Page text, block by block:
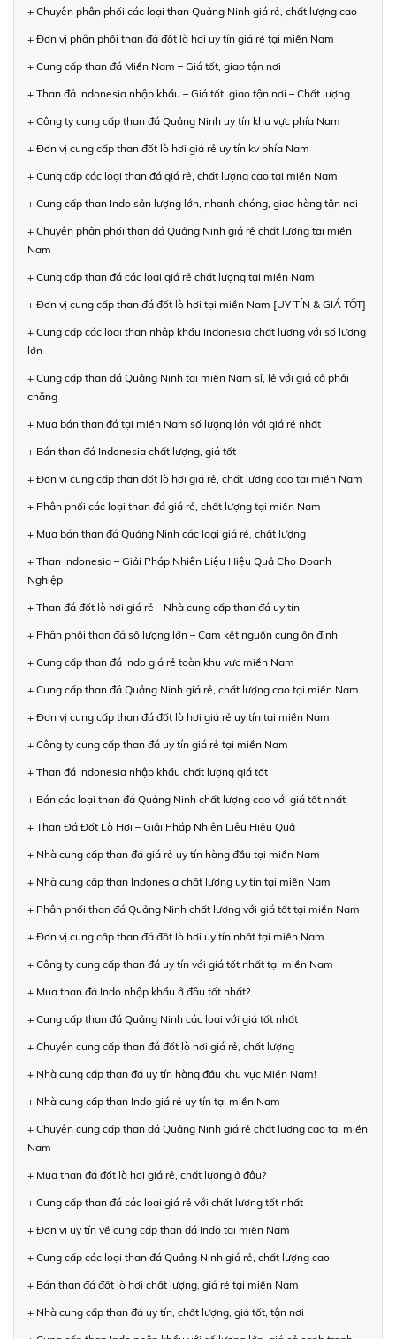
+ Chuyên phân phối các loại than Quảng Ninh giá rẻ, chất lượng cao
+ Đơn vị phân phối than đá đốt lò hơi uy tín giá rẻ tại miền Nam
+ Cung cấp than đá Miền Nam – Giá tốt, giao tận nơi
+ Than đá Indonesia nhập khẩu – Giá tốt, giao tận nơi – Chất lượng
+ Công ty cung cấp than đá Quảng Ninh uy tín khu vực phía Nam
+ Đơn vị cung cấp than đốt lò hơi giá rẻ uy tín kv phía Nam
+ Cung cấp các loại than đá giá rẻ, chất lượng cao tại miền Nam
+ Cung cấp than Indo sản lượng lớn, nhanh chóng, giao hàng tận nơi
+ Chuyên phân phối than đá Quảng Ninh giá rẻ chất lượng tại miền
Nam
+ Cung cấp than đá các loại giá rẻ chất lượng tại miền Nam
+ Đơn vị cung cấp than đá đốt lò hơi tại miền Nam [UY TÍN & GIÁ TỐT]
+ Cung cấp các loại than nhập khẩu Indonesia chất lượng với số lượng
lớn
+ Cung cấp than đá Quảng Ninh tại miền Nam sỉ, lẻ với giá cả phải
chăng
+ Mua bán than đá tại miền Nam số lượng lớn với giá rẻ nhất
+ Bán than đá Indonesia chất lượng, giá tốt
+ Đơn vị cung cấp than đốt lò hơi giá rẻ, chất lượng cao tại miền Nam
+ Phân phối các loại than đá giá rẻ, chất lượng tại miền Nam
+ Mua bán than đá Quảng Ninh các loại giá rẻ, chất lượng
+ Than Indonesia – Giải Pháp Nhiên Liệu Hiệu Quả Cho Doanh
Nghiệp
+ Than đá đốt lò hơi giá rẻ - Nhà cung cấp than đá uy tín
+ Phân phối than đá số lượng lớn – Cam kết nguồn cung ổn định
+ Cung cấp than đá Indo giá rẻ toàn khu vực miền Nam
+ Cung cấp than đá Quảng Ninh giá rẻ, chất lượng cao tại miền Nam
+ Đơn vị cung cấp than đá đốt lò hơi giá rẻ uy tín tại miền Nam
+ Công ty cung cấp than đá uy tín giá rẻ tại miền Nam
+ Than đá Indonesia nhập khẩu chất lượng giá tốt
+ Bán các loại than đá Quảng Ninh chất lượng cao với giá tốt nhất
+ Than Đá Đốt Lò Hơi – Giải Pháp Nhiên Liệu Hiệu Quả
+ Nhà cung cấp than đá giá rẻ uy tín hàng đầu tại miền Nam
+ Nhà cung cấp than Indonesia chất lượng uy tín tại miền Nam
+ Phân phối than đá Quảng Ninh chất lượng với giá tốt tại miền Nam
+ Đơn vị cung cấp than đá đốt lò hơi uy tín nhất tại miền Nam
+ Công ty cung cấp than đá uy tín với giá tốt nhất tại miền Nam
+ Mua than đá Indo nhập khẩu ở đâu tốt nhất?
+ Cung cấp than đá Quảng Ninh các loại với giá tốt nhất
+ Chuyên cung cấp than đá đốt lò hơi giá rẻ, chất lượng
+ Nhà cung cấp than đá uy tín hàng đầu khu vực Miền Nam!
+ Nhà cung cấp than Indo giá rẻ uy tín tại miền Nam
+ Chuyên cung cấp than đá Quảng Ninh giá rẻ chất lượng cao tại miền
Nam
+ Mua than đá đốt lò hơi giá rẻ, chất lượng ở đâu?
+ Cung cấp than đá các loại giá rẻ với chất lượng tốt nhất
+ Đơn vị uy tín về cung cấp than đá Indo tại miền Nam
+ Cung cấp các loại than đá Quảng Ninh giá rẻ, chất lượng cao
+ Bán than đá đốt lò hơi chất lượng, giá rẻ tại miền Nam
+ Nhà cung cấp than đá uy tín, chất lượng, giá tốt, tận nơi